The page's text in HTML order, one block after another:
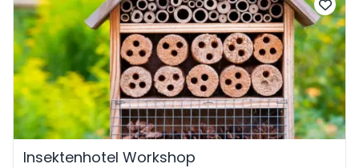
Insektenhotel Workshop